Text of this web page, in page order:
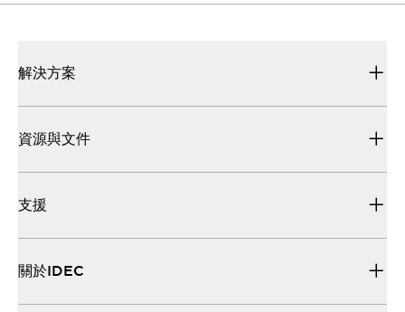
解決方案
資源與文件
支援
關於IDEC